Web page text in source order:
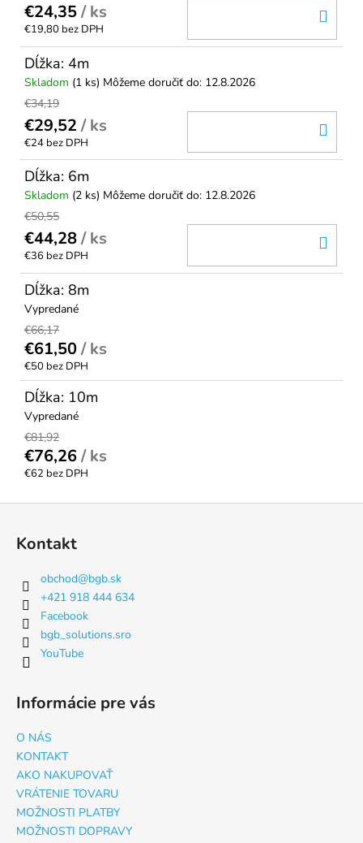
€24,35/ ks
€19,80 bez DPH
Dĺžka: 4m
Skladom (1 ks) Môžeme doručiť do: 12.8.2026
€34,19
€29,52 / ks
€24 bez DPH
Dĺžka: 6m
Skladom (2 ks) Môžeme doručiť do: 12.8.2026
€50,55
€44,28/ ks
€36 bez DPH
Dĺžka: 8m
Vypredané
€66,17
€61,50/ ks
€50 bez DPH
Dĺžka: 10m
Vypredané
€81,92
€76,26/ ks
€62 bez DPH
Kontakt
obchod@bgb.sk
+421 918 444 634
Facebook
bgb_solutions.sro
YouTube
Informácie pre vás
O NÁS
KONTAKT
AKO NAKUPOVAŤ
VRÁTENIE TOVARU
MOŽNOSTI PLATBY
MOŽNOSTI DOPRAVY